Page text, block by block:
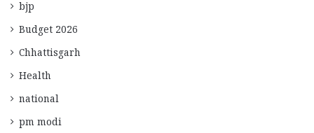
bjp
Budget 2026
Chhattisgarh
Health
national
pm modi